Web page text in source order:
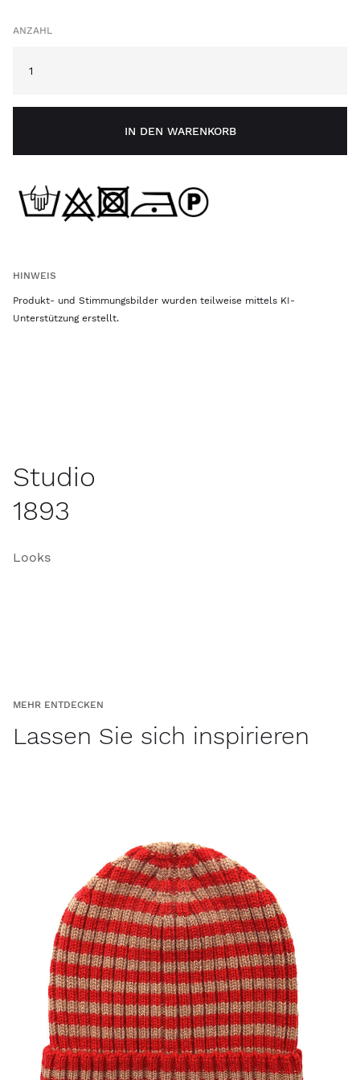
ANZAHL
IN DEN WARENKORB
HINWEIS
Produkt- und Stimmungsbilder wurden teilweise mittels KI-
Unterstützung erstellt.
Studio
1893
Looks
MEHR ENTDECKEN
Lassen Sie sich inspirieren